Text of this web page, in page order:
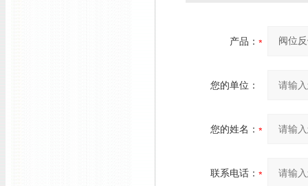
产品：
您的单位：
您的姓名：
联系电话：